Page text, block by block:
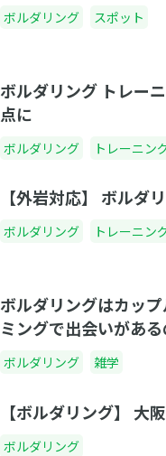
ボルダリング スポット
ボルダリング トレー
点に
ボルダリング トレーニン
【外岩対応】 ボルダ
ボルダリング トレーニン
ボルダリングはカッ
ミングで出会いがある
ボルダリング 雑学
【ボルダリング】 大
ボルダリング